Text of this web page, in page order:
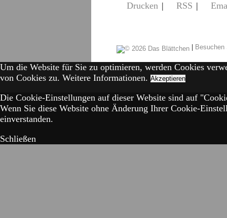
Drucken | RSS |
|
Um die Website für Sie zu optimieren, werden Cookies
von Cookies zu. Weitere Informationen. Akzeptieren
Die Cookie-Einstellungen auf dieser Website sind auf
Wenn Sie diese Website ohne Änderung Ihrer Cookie-
einverstanden.
Schließen